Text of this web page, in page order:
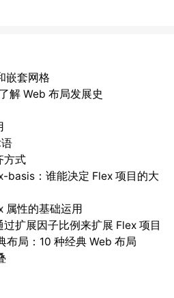
嵌套网格
解 Web 布局发展史
方式
basis：谁能决定 Flex 项目的大
属性的基础运用
扩展因子比例来扩展 Flex 项目
布局：10 种经典 Web 布局